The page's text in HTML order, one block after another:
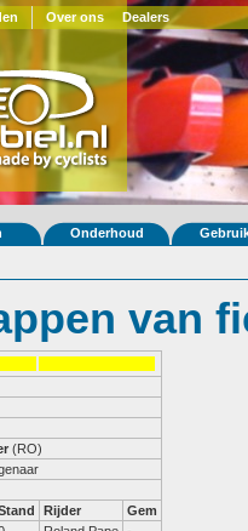
Over ons Dealers
Onderhoud
van
(RO)
Rijder
Gem